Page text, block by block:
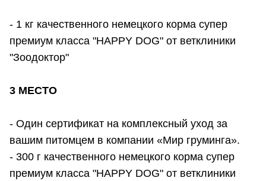
- 1 кг качественного немецкого корма супер
премиум класса "HAPPY DOG" от ветклиники
"Зоодоктор"
3 МЕСТО
- Один сертификат на комплексный уход за
вашим питомцем в компании «Мир груминга».
- 300 г качественного немецкого корма супер
премиум класса "HAPPY DOG" от ветклиники